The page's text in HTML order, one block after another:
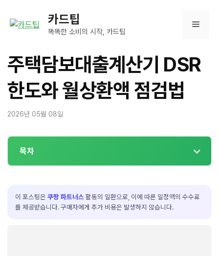
카드팁
똑똑한 소비의 시작, 카드팁
메
주택담보대출계산기 DSR
한도와 월상환액 점검법
2026년 05월 08일
목차
이 포스팅은 쿠팡 파트너스 활동의 일환으로, 이에 따른 일정액의 수수료
를 제공받습니다. 구매자에게 추가 비용은 발생하지 않습니다.